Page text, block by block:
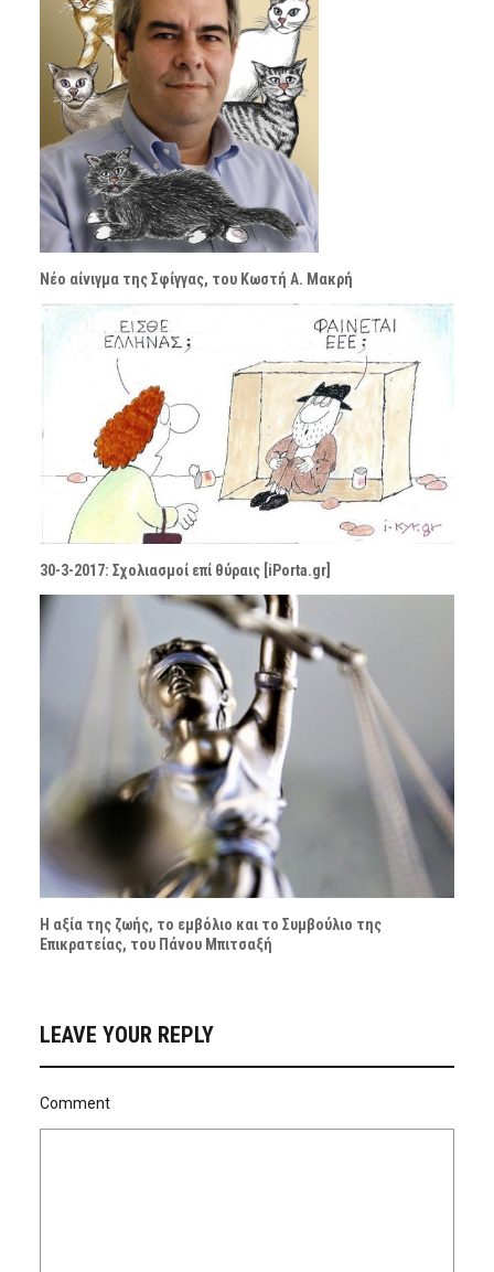
Νέο αίνιγμα της Σφίγγας, του Κωστή Α. Μακρή
30-3-2017: Σχολιασμοί επί θύραις [iPorta.gr]
Η αξία της ζωής, το εμβόλιο και το Συμβούλιο της
Επικρατείας, του Πάνου Μπιτσαξή
LEAVE YOUR REPLY
Comment